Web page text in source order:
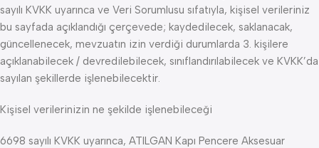
sayılı KVKK uyarınca ve Veri Sorumlusu sıfatıyla, kişisel verileriniz
bu sayfada açıklandığı çerçevede; kaydedilecek, saklanacak,
güncellenecek, mevzuatın izin verdiği durumlarda 3. kişilere
açıklanabilecek / devredilebilecek, sınıflandırılabilecek ve KVKK’da
sayılan şekillerde işlenebilecektir.
Kişisel verilerinizin ne şekilde işlenebileceği
6698 sayılı KVKK uyarınca, ATILGAN Kapı Pencere Aksesuar